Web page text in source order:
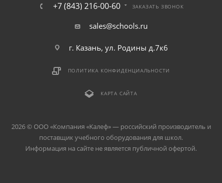
+7 (843) 216-00-60 ЗАКАЗАТЬ ЗВОНОК
sales@schools.ru
г. Казань, ул. Родины д.7к6
ПОЛИТИКА КОНФИДЕНЦИАЛЬНОСТИ
КАРТА САЙТА
2026 © ООО «Компания «Kалеф» — российский производитель и
поставщик учебного оборудования для школ.
Информация на сайте не является публичной офертой.